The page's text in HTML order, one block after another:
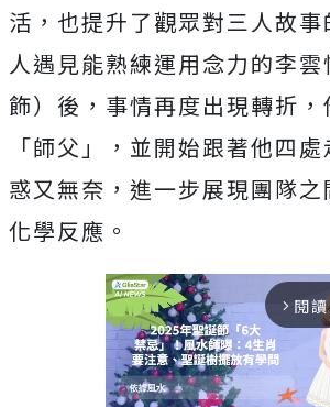
活， 也提升了觀眾對三人故
人遇見能熟練運用念力的李雲
飾）後，事情再度出現轉折，
「師父」， 並開始跟著他四
惑又無奈， 進一步展現團隊
化學反應。
arrow_forward_ios 閱